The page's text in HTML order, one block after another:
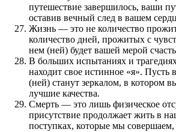
путешествие завершилось, ваши
оставив вечный след в вашем
Жизнь — это не количество
количество дней, прожитых с
нем (ней) будет вашей мерой
В больших испытаниях и
находит свое истинное «я». Пусть
(ней) станут зеркалом, в котором
лучшие качества.
Смерть — это лишь физическое
присутствие продолжает жить в
поступках, которые мы